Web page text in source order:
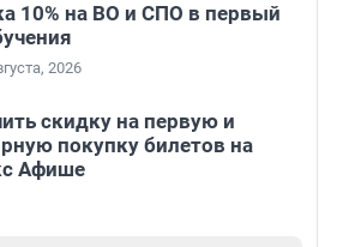
10% на ВО и СПО в первый
2026
скидку на первую и
покупку билетов на
Афише